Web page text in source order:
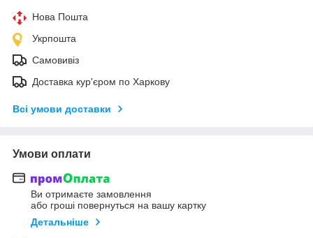
Нова Пошта
Укрпошта
Самовивіз
Доставка кур'єром по Харкову
Всі умови доставки
Умови оплати
Ви отримаєте замовлення
або гроші повернуться на вашу картку
Детальніше